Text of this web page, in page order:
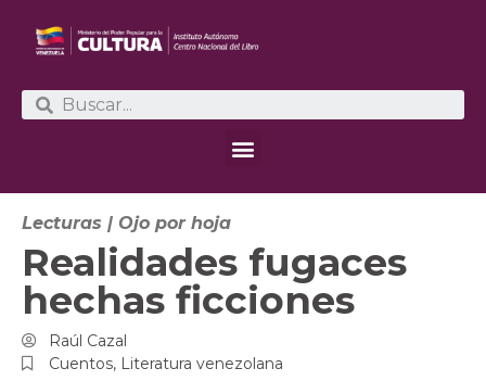
Lecturas | Ojo por hoja
Realidades fugaces
hechas ficciones
Raúl Cazal
Cuentos, Literatura venezolana